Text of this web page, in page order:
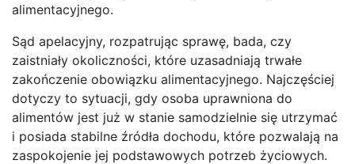
alimentacyjnego.
Sąd apelacyjny, rozpatrując sprawę, bada, czy
zaistniały okoliczności, które uzasadniają trwałe
zakończenie obowiązku alimentacyjnego. Najczęściej
dotyczy to sytuacji, gdy osoba uprawniona do
alimentów jest już w stanie samodzielnie się utrzymać
i posiada stabilne źródła dochodu, które pozwalają na
zaspokojenie jej podstawowych potrzeb życiowych.